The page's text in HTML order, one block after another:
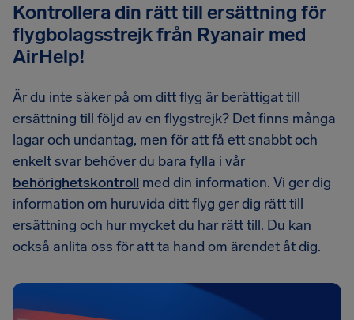
Kontrollera din rätt till ersättning för
flygbolagsstrejk från Ryanair med
AirHelp!
Är du inte säker på om ditt flyg är berättigat till
ersättning till följd av en flygstrejk? Det finns många
lagar och undantag, men för att få ett snabbt och
enkelt svar behöver du bara fylla i vår
behörighetskontroll med din information. Vi ger dig
information om huruvida ditt flyg ger dig rätt till
ersättning och hur mycket du har rätt till. Du kan
också anlita oss för att ta hand om ärendet åt dig.